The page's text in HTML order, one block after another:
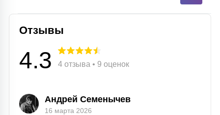
Отзывы
4.3 4 отзыва • 9 оценок
Андрей Семенычев
16 марта 2026